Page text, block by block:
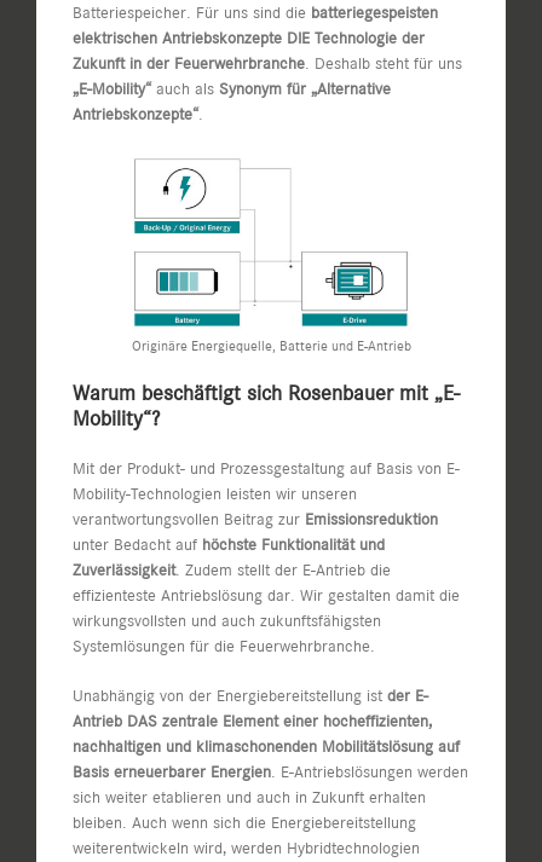
Batteriespeicher. Für uns sind die batteriegespeisten
elektrischen Antriebskonzepte DIE Technologie der
Zukunft in der Feuerwehrbranche. Deshalb steht für uns
„E-Mobility“auch als Synonym für „Alternative
Antriebskonzepte“.
Originäre Energiequelle, Batterie und E-Antrieb
Warum beschäftigt sich Rosenbauer mit „E-
Mobility“?
Mit der Produkt- und Prozessgestaltung auf Basis von E-
Mobility-Technologien leisten wir unseren
verantwortungsvollen Beitrag zur Emissionsreduktion
unter Bedacht auf höchste Funktionalität und
Zuverlässigkeit. Zudem stellt der E-Antrieb die
effizienteste Antriebslösung dar. Wir gestalten damit die
wirkungsvollsten und auch zukunftsfähigsten
Systemlösungen für die Feuerwehrbranche.
Unabhängig von der Energiebereitstellung ist der E-
Antrieb DAS zentrale Element einer hocheffizienten,
nachhaltigen und klimaschonenden Mobilitätslösung auf
Basis erneuerbarer Energien. E-Antriebslösungen werden
sich weiter etablieren und auch in Zukunft erhalten
bleiben. Auch wenn sich die Energiebereitstellung
weiterentwickeln wird, werden Hybridtechnologien